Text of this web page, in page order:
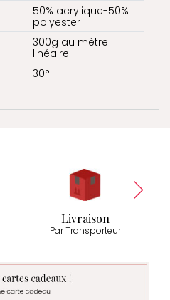
50% acrylique-50%
polyester
300g au mètre
linéaire
30°
Livraison
Par Transporteur